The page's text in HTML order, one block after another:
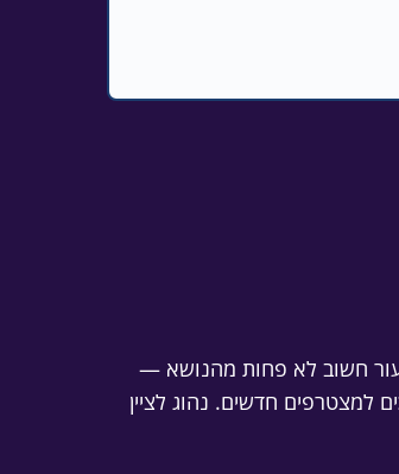
חשוב לא פחות מהנושא —
למצטרפים חדשים. נהוג לציין